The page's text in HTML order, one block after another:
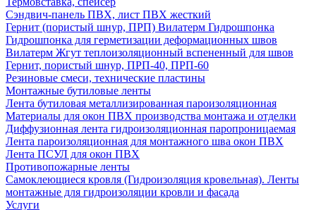
Сэндвич-панель ПВХ, лист ПВХ жесткий
Гернит (пористый шнур, ПРП) Вилатерм Гидрошпонка
Гидрошпонка для герметизации деформационных швов
Вилатерм Жгут теплоизоляционный вспененный для швов
Гернит, пористый шнур, ПРП-40, ПРП-60
Резиновые смеси, технические пластины
Монтажные бутиловые ленты
Лента бутиловая металлизированная пароизоляционная
Материалы для окон ПВХ производства монтажа и отделки
Диффузионная лента гидроизоляционная паропроницаемая
Лента пароизоляционная для монтажного шва окон ПВХ
Лента ПСУЛ для окон ПВХ
Противопожарные ленты
Самоклеющиеся кровля (Гидроизоляция кровельная). Ленты
монтажные для гидроизоляции кровли и фасада
Услуги